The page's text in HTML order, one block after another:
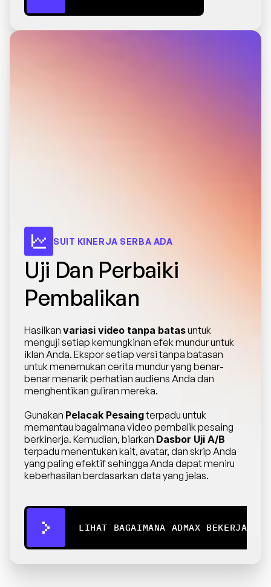
SUIT KINERJA SERBA ADA
Uji Dan Perbaiki
Pembalikan
Hasilkan variasi video tanpa batas untuk
menguji setiap kemungkinan efek mundur untuk
iklan Anda. Ekspor setiap versi tanpa batasan
untuk menemukan cerita mundur yang benar-
benar menarik perhatian audiens Anda dan
menghentikan guliran mereka.
Gunakan Pelacak Pesaing terpadu untuk
memantau bagaimana video pembalik pesaing
berkinerja. Kemudian, biarkan Dasbor Uji A/B
terpadu menentukan kait, avatar, dan skrip Anda
yang paling efektif sehingga Anda dapat meniru
keberhasilan berdasarkan data yang jelas.
LIHAT BAGAIMANA ADMAX BEKERJA